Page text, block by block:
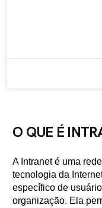
O QUE É
A Intranet é uma
tecnologia da
específico de
organização. Ela